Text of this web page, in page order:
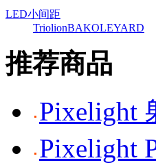
LED小间距
TriolionBAKOLEYARD
推荐商品
Pixelight
Pixelight